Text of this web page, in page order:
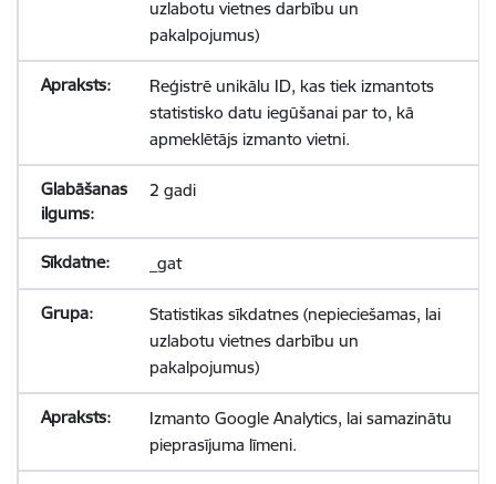
uzlabotu vietnes darbību un
pakalpojumus)
Reģistrē unikālu ID, kas tiek izmantots
statistisko datu iegūšanai par to, kā
apmeklētājs izmanto vietni.
2 gadi
_gat
Statistikas sīkdatnes (nepieciešamas, lai
uzlabotu vietnes darbību un
pakalpojumus)
Izmanto Google Analytics, lai samazinātu
pieprasījuma līmeni.